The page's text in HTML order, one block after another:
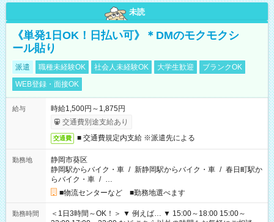
未読
《単発1日OK！日払い可》＊DMのモクモクシ
ール貼り
派遣 職種未経験OK 社会人未経験OK 大学生歓迎
ブランクOK
WEB登録・面接OK
給与
時給1,500円～1,875円
交通費別途支給あり
交通費 ■ 交通費規定内支給 ※派遣先による
勤務地
静岡市葵区
静岡駅からバイク・車 / 新静岡駅からバイク・車 / 春日町駅か
らバイク・車 / …
■物流センターなど ■勤務地選べます
勤務時間
＜1日3時間～OK！＞ ▼ 例えば… ▼ 15:00～18:00 15:00～